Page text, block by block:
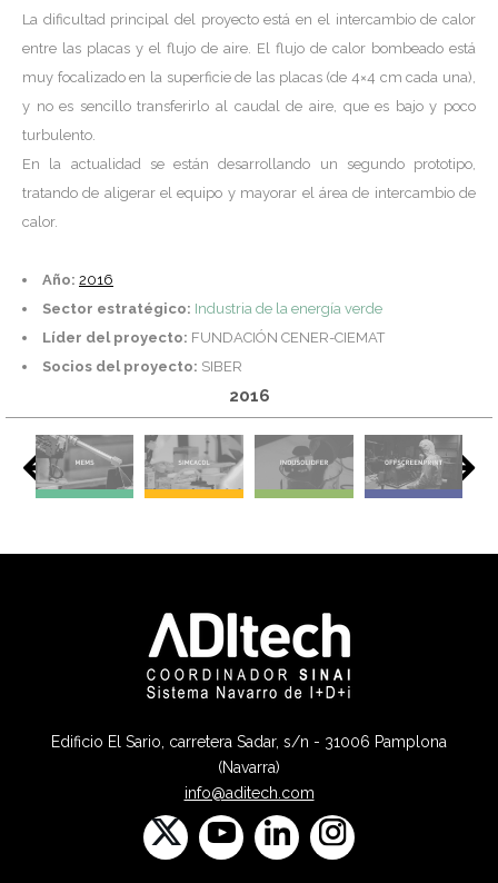
La dificultad principal del proyecto está en el intercambio de calor
entre las placas y el flujo de aire. El flujo de calor bombeado está
muy focalizado en la superficie de las placas (de 4×4 cm cada una),
y no es sencillo transferirlo al caudal de aire, que es bajo y poco
turbulento.
En la actualidad se están desarrollando un segundo prototipo,
tratando de aligerar el equipo y mayorar el área de intercambio de
calor.
Año: 2016
Sector estratégico: Industria de la energía verde
Líder del proyecto: FUNDACIÓN CENER-CIEMAT
Socios del proyecto: SIBER
2016
Edificio El Sario, carretera Sadar, s/n - 31006 Pamplona
(Navarra)
info@aditech.com